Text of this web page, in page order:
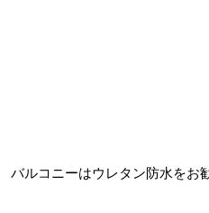
バルコニーはウレタン防水をお